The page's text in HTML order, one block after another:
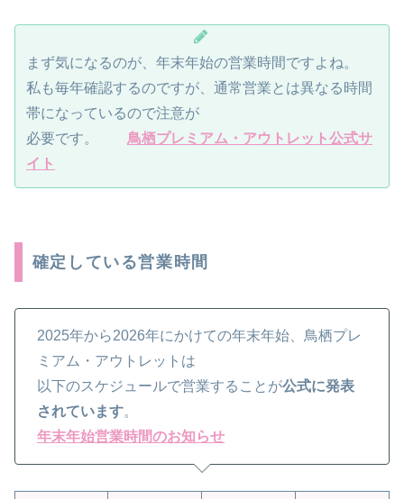
まず気になるのが、年末年始の営業時間ですよね。
私も毎年確認するのですが、通常営業とは異なる時間
帯になっているので注意が
必要です。 鳥栖プレミアム・アウトレット公式サ
イト
確定している営業時間
2025年から2026年にかけての年末年始、鳥栖プレ
ミアム・アウトレットは
以下のスケジュールで営業することが公式に発表
されています。
年末年始営業時間のお知らせ